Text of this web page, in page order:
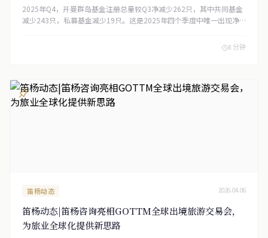
2025年Q4，开曼群岛基金注册总量较Q3净减少262只，其中共同基金
减少243只，私募基金减少19只。这是2025年四个季度中唯一出现净
8 分钟
笛杨动态 2026.04.06
笛杨动态|笛杨咨询亮相GOTTM全球出境旅游交易会，
为旅业全球化提供新思路